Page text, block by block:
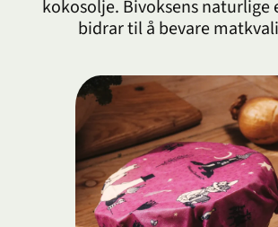
kokosolje. Bivoksens naturlige
bidrar til å bevare